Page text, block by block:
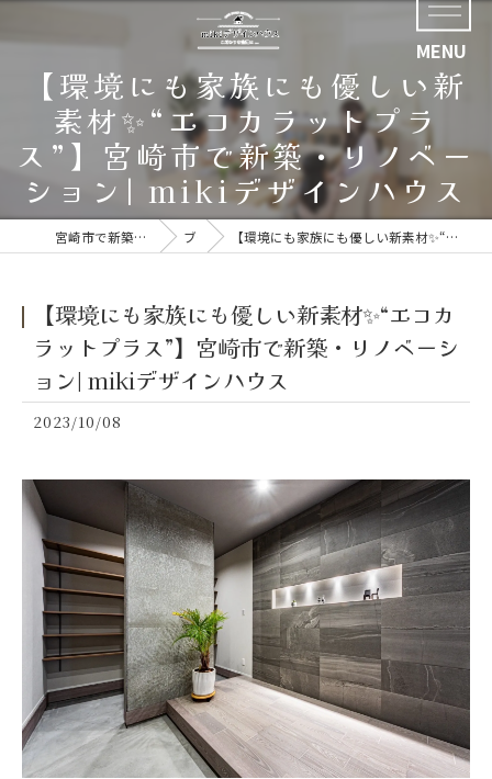
【環境にも家族にも優しい新
素材✨“エコカラットプラ
ス”】宮崎市で新築・リノベー
ション| mikiデザインハウス
宮崎市で新築なら好評の株式会社四ツ葉開発 ブログ 【環境にも家族にも優しい新素材✨“エコカラットプラス”】宮崎市で新築・リノベーション| mikiデザインハウス
【環境にも家族にも優しい新素材✨“エコカ
ラットプラス”】宮崎市で新築・リノベーシ
ョン| mikiデザインハウス
2023/10/08